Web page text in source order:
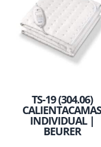
TS-19 (304.06)
INDIVIDUAL |
BEURER